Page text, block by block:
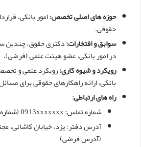
حوزه های اصلی تخصص:امور بانکی،
حقوقی.
سوابق و افتخارات:دکتری حقوق، چندین
در امور بانکی، عضو هیئت علمی (فرضی).
رویکرد و شیوه کاری:رویکرد علمی و
بانکی، ارائه راهکارهای حقوقی برای
راه های ارتباطی:
شماره تماس: 0913xxxxxxx (شماره فرضی)
(آدرس فرضی)